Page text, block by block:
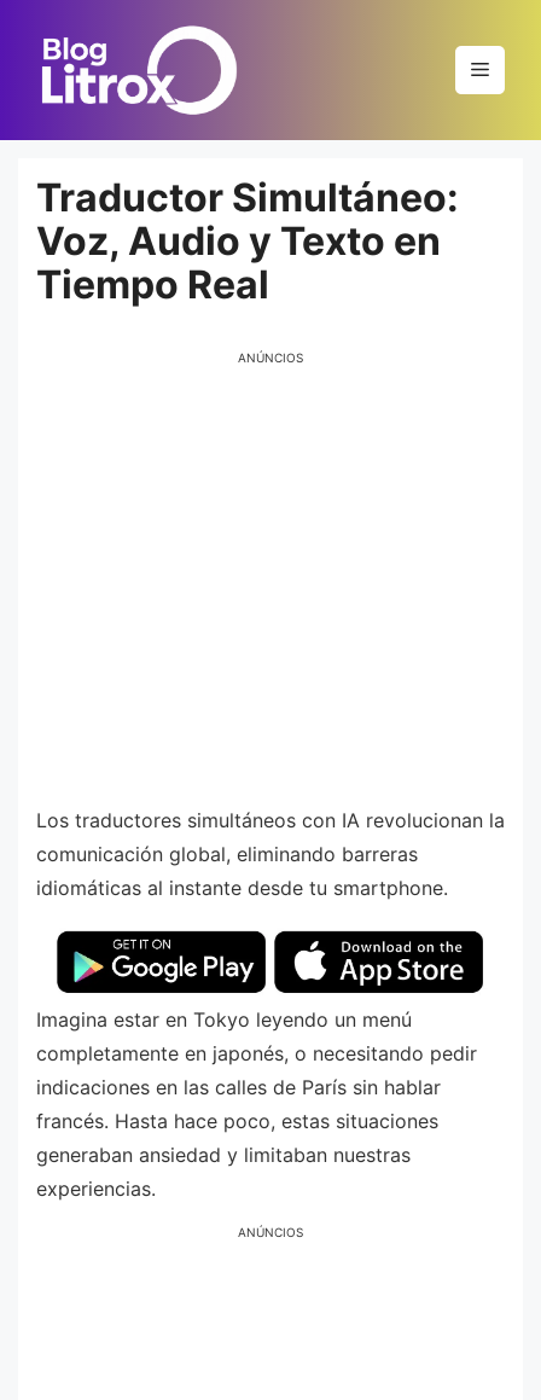
contenido
Menú
Traductor Simultáneo:
Voz, Audio y Texto en
Tiempo Real
ANÚNCIOS
Los traductores simultáneos con IA revolucionan la
comunicación global, eliminando barreras
idiomáticas al instante desde tu smartphone.
Imagina estar en Tokyo leyendo un menú
completamente en japonés, o necesitando pedir
indicaciones en las calles de París sin hablar
francés. Hasta hace poco, estas situaciones
generaban ansiedad y limitaban nuestras
experiencias.
ANÚNCIOS